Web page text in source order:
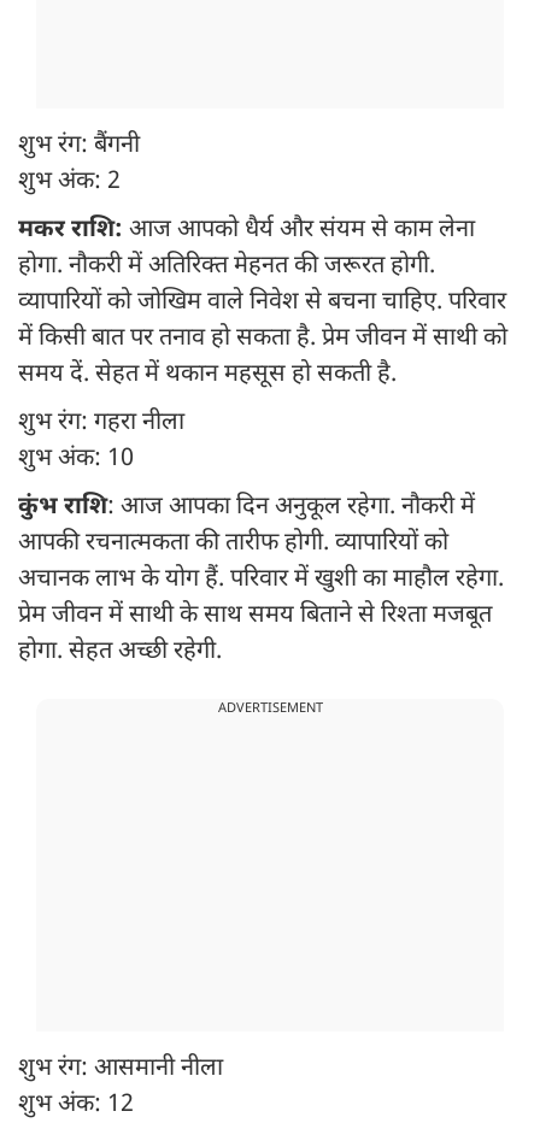
शुभ रंग: बैंगनी
शुभ अंक: 2
मकर राशि: आज आपको धैर्य और संयम से काम लेना
होगा. नौकरी में अतिरिक्त मेहनत की जरूरत होगी.
व्यापारियों को जोखिम वाले निवेश से बचना चाहिए. परिवार
में किसी बात पर तनाव हो सकता है. प्रेम जीवन में साथी को
समय दें. सेहत में थकान महसूस हो सकती है.
शुभ रंग: गहरा नीला
शुभ अंक: 10
कुंभ राशि: आज आपका दिन अनुकूल रहेगा. नौकरी में
आपकी रचनात्मकता की तारीफ होगी. व्यापारियों को
अचानक लाभ के योग हैं. परिवार में खुशी का माहौल रहेगा.
प्रेम जीवन में साथी के साथ समय बिताने से रिश्ता मजबूत
होगा. सेहत अच्छी रहेगी.
ADVERTISEMENT
शुभ रंग: आसमानी नीला
शुभ अंक: 12